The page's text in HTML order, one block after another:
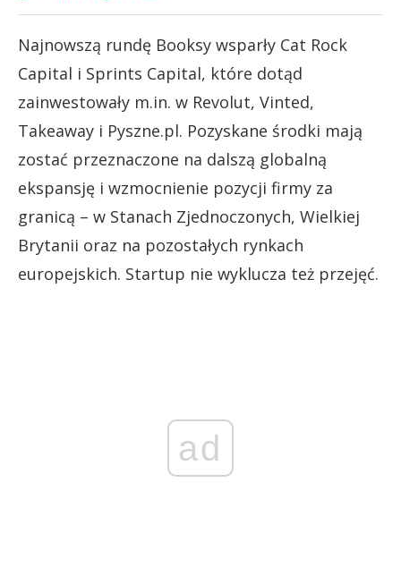
Najnowszą rundę Booksy wsparły Cat Rock
Capital i Sprints Capital, które dotąd
zainwestowały m.in. w Revolut, Vinted,
Takeaway i Pyszne.pl. Pozyskane środki mają
zostać przeznaczone na dalszą globalną
ekspansję i wzmocnienie pozycji firmy za
granicą – w Stanach Zjednoczonych, Wielkiej
Brytanii oraz na pozostałych rynkach
europejskich. Startup nie wyklucza też przejęć.
ad